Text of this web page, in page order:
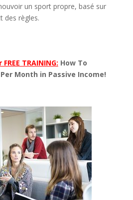
un sport propre, basé sur
des règles.
TRAINING: How To
Month in Passive Income!